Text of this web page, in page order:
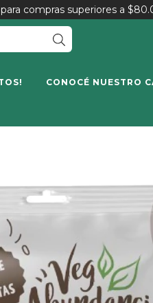
compras superiores a
CONOCÉ NUESTRO